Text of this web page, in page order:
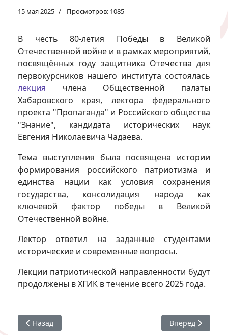
15 мая 2025 Просмотров: 1085
В честь 80-летия Победы в Великой
Отечественной войне и в рамках мероприятий,
посвящённых году защитника Отечества для
первокурсников нашего института состоялась
лекция члена Общественной палаты
Хабаровского края, лектора федерального
проекта "Пропаганда" и Российского общества
"Знание", кандидата исторических наук
Евгения Николаевича Чадаева.
Тема выступления была посвящена истории
формирования российского патриотизма и
единства нации как условия сохранения
государства, консолидация народа как
ключевой фактор победы в Великой
Отечественной войне.
Лектор ответил на заданные студентами
исторические и современные вопросы.
Лекции патриотической направленности будут
продолжены в ХГИК в течение всего 2025 года.
Предыдущий: Что для тебя Россия?
Назад Следующий:
Вперед